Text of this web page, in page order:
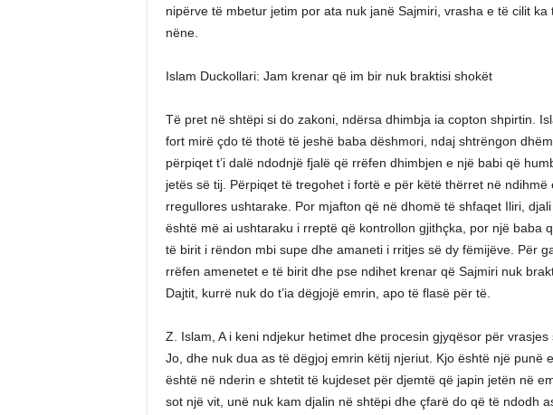
nipërve të mbetur jetim por ata nuk janë Sajmiri, vrasha e të cilit
nëne.
Islam Duckollari: Jam krenar që im bir nuk braktisi shokët
Të pret në shtëpi si do zakoni, ndërsa dhimbja ia copton shpirtin.
fort mirë çdo të thotë të jeshë baba dëshmori, ndaj shtrëngon
përpiqet t’i dalë ndodnjë fjalë që rrëfen dhimbjen e një babi që
jetës së tij. Përpiqet të tregohet i fortë e për këtë thërret në
rregullores ushtarake. Por mjafton që në dhomë të shfaqet Iliri,
është më ai ushtaraku i rreptë që kontrollon gjithçka, por një baba
të birit i rëndon mbi supe dhe amaneti i rritjes së dy fëmijëve. Për
rrëfen amenetet e të birit dhe pse ndihet krenar që Sajmiri nuk
Dajtit, kurrë nuk do t’ia dëgjojë emrin, apo të flasë për të.
Z. Islam, A i keni ndjekur hetimet dhe procesin gjyqësor për vrasjes
Jo, dhe nuk dua as të dëgjoj emrin këtij njeriut. Kjo është një punë
është në nderin e shtetit të kujdeset për djemtë që japin jetën në
sot një vit, unë nuk kam djalin në shtëpi dhe çfarë do që të ndodh